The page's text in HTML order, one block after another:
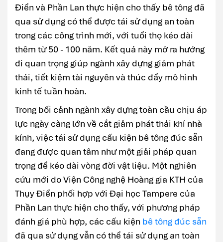
Điển và Phần Lan thực hiện cho thấy bê tông đã
qua sử dụng có thể được tái sử dụng an toàn
trong các công trình mới, với tuổi thọ kéo dài
thêm từ 50 - 100 năm. Kết quả này mở ra hướng
đi quan trọng giúp ngành xây dựng giảm phát
thải, tiết kiệm tài nguyên và thúc đẩy mô hình
kinh tế tuần hoàn.
Trong bối cảnh ngành xây dựng toàn cầu chịu áp
lực ngày càng lớn về cắt giảm phát thải khí nhà
kính, việc tái sử dụng cấu kiện bê tông đúc sẵn
đang được quan tâm như một giải pháp quan
trọng để kéo dài vòng đời vật liệu. Một nghiên
cứu mới do Viện Công nghệ Hoàng gia KTH của
Thụy Điển phối hợp với Đại học Tampere của
Phần Lan thực hiện cho thấy, với phương pháp
đánh giá phù hợp, các cấu kiện bê tông đúc sẵn
đã qua sử dụng vẫn có thể tái sử dụng an toàn